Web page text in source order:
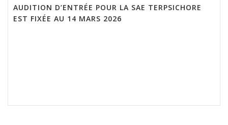
AUDITION D’ENTRÉE POUR LA SAE TERPSICHORE
EST FIXÉE AU 14 MARS 2026